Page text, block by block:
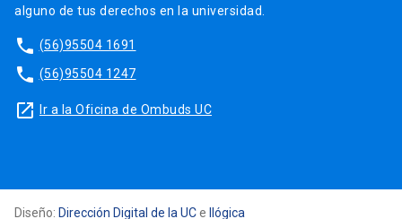
alguno de tus derechos en la universidad.
phone (56)95504 1691
phone (56)95504 1247
launch Ir a la Oficina de Ombuds UC
Diseño: Dirección Digital de la UCe Ilógica